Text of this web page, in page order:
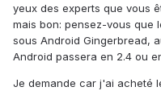
yeux des experts que vous
mais bon: pensez-vous que
sous Android Gingerbread,
Android passera en 2.4 ou
Je demande car j'ai acheté